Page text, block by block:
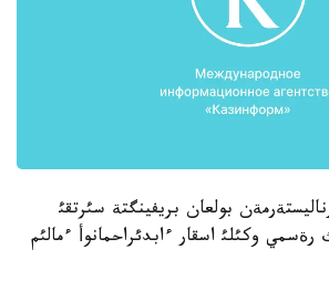
بولعان بريفينگتة سئرتقئ
رةسمي وكئلئ اسقار ءابدئراحمانوأ ءمالئم